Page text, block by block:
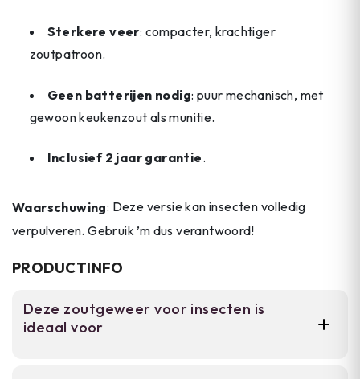
Sterkere veer: compacter, krachtiger
zoutpatroon.
Geen batterijen nodig: puur mechanisch, met
gewoon keukenzout als munitie.
Inclusief 2 jaar garantie.
Waarschuwing: Deze versie kan insecten volledig
verpulveren. Gebruik ’m dus verantwoord!
PRODUCTINFO
Deze zoutgeweer voor insecten is
ideaal voor